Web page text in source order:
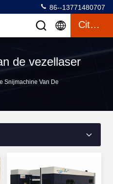
86--13771480707
Citaat
de vezellaser
Snijmachine Van De